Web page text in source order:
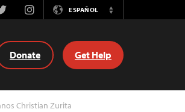
InstagramESPAÑOL
Switch
Donate Get Help
Christian Zurita